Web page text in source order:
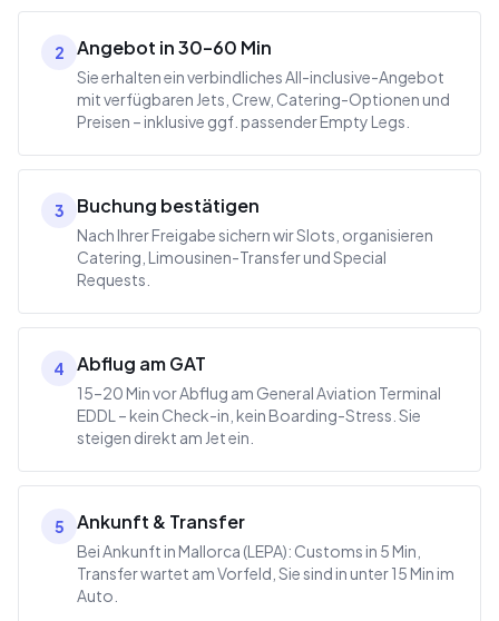
2 Angebot in 30–60 Min
Sie erhalten ein verbindliches All-inclusive-Angebot
mit verfügbaren Jets, Crew, Catering-Optionen und
Preisen – inklusive ggf. passender Empty Legs.
3 Buchung bestätigen
Nach Ihrer Freigabe sichern wir Slots, organisieren
Catering, Limousinen-Transfer und Special
Requests.
4 Abflug am GAT
15–20 Min vor Abflug am General Aviation Terminal
EDDL – kein Check-in, kein Boarding-Stress. Sie
steigen direkt am Jet ein.
5 Ankunft & Transfer
Bei Ankunft in Mallorca (LEPA): Customs in 5 Min,
Transfer wartet am Vorfeld, Sie sind in unter 15 Min im
Auto.